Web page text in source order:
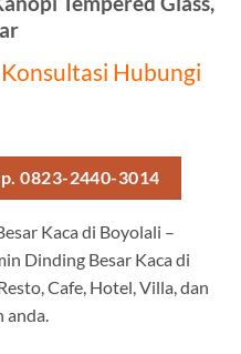
Hubungi
0823-2440-3014
Kaca di Boyolali –
Dinding Besar Kaca di
Cafe, Hotel, Villa, dan